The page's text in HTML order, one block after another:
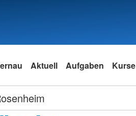
Aktuell Aufgaben Kurse